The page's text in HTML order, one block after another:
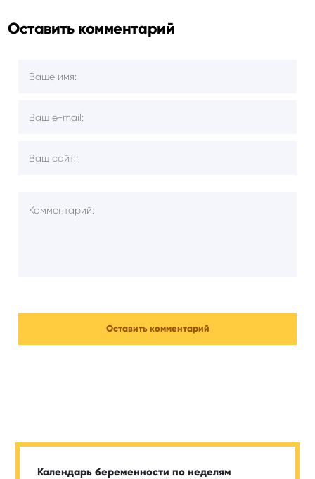
Оставить комментарий
Календарь беременности по неделям